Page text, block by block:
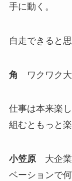
手に動く。
自走できると
角 ワクワク大
仕事は本来楽
組むともっと
小笠原大企業
ベーションで